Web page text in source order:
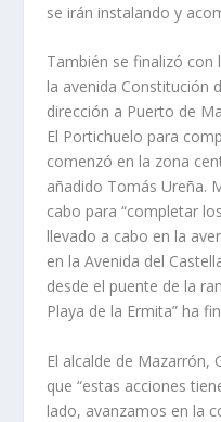
se irán instalando y
También se finalizó con
la avenida Constitución
dirección a Puerto de
El Portichuelo para
comenzó en la zona
añadido Tomás Ureña.
cabo para “completar
llevado a cabo en la
en la Avenida del
desde el puente de la
Playa de la Ermita” ha
El alcalde de Mazarrón,
que “estas acciones
lado, avanzamos en la